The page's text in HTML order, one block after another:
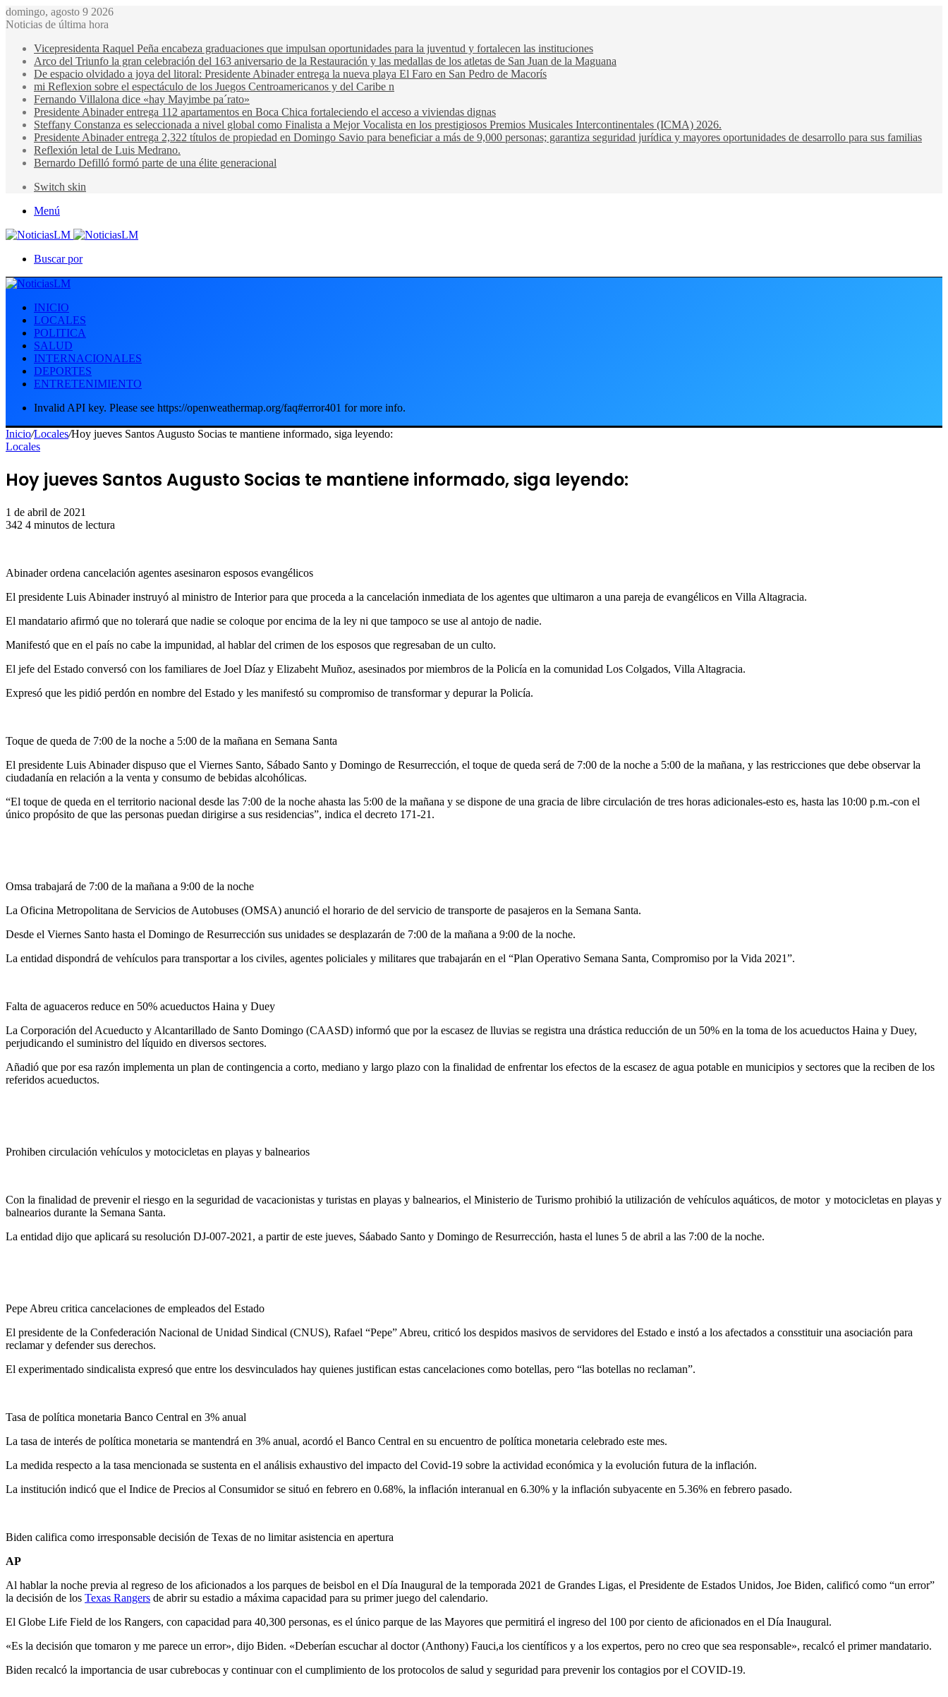
domingo, agosto 9 2026
Noticias de última hora
Vicepresidenta Raquel Peña encabeza graduaciones que impulsan oportunidades para la juventud y fortalecen las instituciones
Arco del Triunfo la gran celebración del 163 aniversario de la Restauración y las medallas de los atletas de San Juan de la Maguana
De espacio olvidado a joya del litoral: Presidente Abinader entrega la nueva playa El Faro en San Pedro de Macorís
mi Reflexion sobre el espectáculo de los Juegos Centroamericanos y del Caribe n
Fernando Villalona dice «hay Mayimbe pa´rato»
Presidente Abinader entrega 112 apartamentos en Boca Chica fortaleciendo el acceso a viviendas dignas
Steffany Constanza es seleccionada a nivel global como Finalista a Mejor Vocalista en los prestigiosos Premios Musicales Intercontinentales (ICMA) 2026.
Presidente Abinader entrega 2,322 títulos de propiedad en Domingo Savio para beneficiar a más de 9,000 personas; garantiza seguridad jurídica y mayores oportunidades de desarrollo para sus familias
Reflexión letal de Luis Medrano.
Bernardo Defilló formó parte de una élite generacional
Switch skin
Menú
Buscar por
INICIO
LOCALES
POLITICA
SALUD
INTERNACIONALES
DEPORTES
ENTRETENIMIENTO
Invalid API key. Please see https://openweathermap.org/faq#error401 for more info.
Inicio/Locales/Hoy jueves Santos Augusto Socias te mantiene informado, siga leyendo:
Locales
Hoy jueves Santos Augusto Socias te mantiene informado, siga leyendo:
1 de abril de 2021
342 4 minutos de lectura
Abinader ordena cancelación agentes asesinaron esposos evangélicos
El presidente Luis Abinader instruyó al ministro de Interior para que proceda a la cancelación inmediata de los agentes que ultimaron a una pareja de evangélicos en Villa Altagracia.
El mandatario afirmó que no tolerará que nadie se coloque por encima de la ley ni que tampoco se use al antojo de nadie.
Manifestó que en el país no cabe la impunidad, al hablar del crimen de los esposos que regresaban de un culto.
El jefe del Estado conversó con los familiares de Joel Díaz y Elizabeht Muñoz, asesinados por miembros de la Policía en la comunidad Los Colgados, Villa Altagracia.
Expresó que les pidió perdón en nombre del Estado y les manifestó su compromiso de transformar y depurar la Policía.
Toque de queda de 7:00 de la noche a 5:00 de la mañana en Semana Santa
El presidente Luis Abinader dispuso que el Viernes Santo, Sábado Santo y Domingo de Resurrección, el toque de queda será de 7:00 de la noche a 5:00 de la mañana, y las restricciones que debe observar la
ciudadanía en relación a la venta y consumo de bebidas alcohólicas.
“El toque de queda en el territorio nacional desde las 7:00 de la noche ahasta las 5:00 de la mañana y se dispone de una gracia de libre circulación de tres horas adicionales-esto es, hasta las 10:00 p.m.-con el
único propósito de que las personas puedan dirigirse a sus residencias”, indica el decreto 171-21.
Omsa trabajará de 7:00 de la mañana a 9:00 de la noche
La Oficina Metropolitana de Servicios de Autobuses (OMSA) anunció el horario de del servicio de transporte de pasajeros en la Semana Santa.
Desde el Viernes Santo hasta el Domingo de Resurrección sus unidades se desplazarán de 7:00 de la mañana a 9:00 de la noche.
La entidad dispondrá de vehículos para transportar a los civiles, agentes policiales y militares que trabajarán en el “Plan Operativo Semana Santa, Compromiso por la Vida 2021”.
Falta de aguaceros reduce en 50% acueductos Haina y Duey
La Corporación del Acueducto y Alcantarillado de Santo Domingo (CAASD) informó que por la escasez de lluvias se registra una drástica reducción de un 50% en la toma de los acueductos Haina y Duey,
perjudicando el suministro del líquido en diversos sectores.
Añadió que por esa razón implementa un plan de contingencia a corto, mediano y largo plazo con la finalidad de enfrentar los efectos de la escasez de agua potable en municipios y sectores que la reciben de los
referidos acueductos.
Prohiben circulación vehículos y motocicletas en playas y balnearios
Con la finalidad de prevenir el riesgo en la seguridad de vacacionistas y turistas en playas y balnearios, el Ministerio de Turismo prohibió la utilización de vehículos aquáticos, de motor y motocicletas en playas y
balnearios durante la Semana Santa.
La entidad dijo que aplicará su resolución DJ-007-2021, a partir de este jueves, Sáabado Santo y Domingo de Resurrección, hasta el lunes 5 de abril a las 7:00 de la noche.
Pepe Abreu critica cancelaciones de empleados del Estado
El presidente de la Confederación Nacional de Unidad Sindical (CNUS), Rafael “Pepe” Abreu, criticó los despidos masivos de servidores del Estado e instó a los afectados a consstituir una asociación para
reclamar y defender sus derechos.
El experimentado sindicalista expresó que entre los desvinculados hay quienes justifican estas cancelaciones como botellas, pero “las botellas no reclaman”.
Tasa de política monetaria Banco Central en 3% anual
La tasa de interés de política monetaria se mantendrá en 3% anual, acordó el Banco Central en su encuentro de política monetaria celebrado este mes.
La medida respecto a la tasa mencionada se sustenta en el análisis exhaustivo del impacto del Covid-19 sobre la actividad económica y la evolución futura de la inflación.
La institución indicó que el Indice de Precios al Consumidor se situó en febrero en 0.68%, la inflación interanual en 6.30% y la inflación subyacente en 5.36% en febrero pasado.
Biden califica como irresponsable decisión de Texas de no limitar asistencia en apertura
AP
Al hablar la noche previa al regreso de los aficionados a los parques de beisbol en el Día Inaugural de la temporada 2021 de Grandes Ligas, el Presidente de Estados Unidos, Joe Biden, calificó como “un error”
la decisión de los Texas Rangers de abrir su estadio a máxima capacidad para su primer juego del calendario.
El Globe Life Field de los Rangers, con capacidad para 40,300 personas, es el único parque de las Mayores que permitirá el ingreso del 100 por ciento de aficionados en el Día Inaugural.
«Es la decisión que tomaron y me parece un error», dijo Biden. «Deberían escuchar al doctor (Anthony) Fauci,a los científicos y a los expertos, pero no creo que sea responsable», recalcó el primer mandatario.
Biden recalcó la importancia de usar cubrebocas y continuar con el cumplimiento de los protocolos de salud y seguridad para prevenir los contagios por el COVID-19.